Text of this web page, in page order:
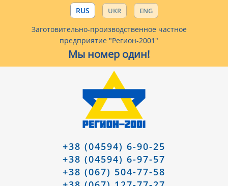
RUS UKR ENG
Заготовительно-производственное частное
предприятие "Регион-2001"
Мы номер один!
+38 (04594) 6-90-25
+38 (04594) 6-97-57
+38 (067) 504-77-58